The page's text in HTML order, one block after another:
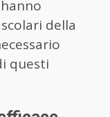
della
questi